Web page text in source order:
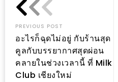
หมู
กระทะ
ทั่ว
เชียงใหม่
PREVIOUS POST
อะไรก็ฉุดไม่อยู่ กับร้านสุด
คูลกับบรรยากาศสุดผ่อน
คลายในช่วงเวลานี้ ที่ Milk
Club เชียงใหม่